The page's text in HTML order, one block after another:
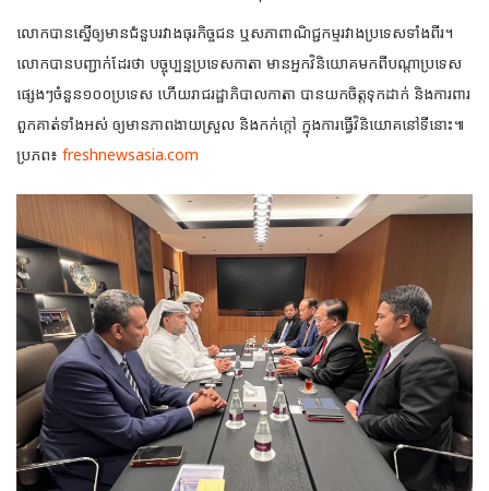
លោកបានស្នើឲ្យមានជំនួបរវាងធុរកិច្ចជន ឬសភាពាណិជ្ជកម្មរវាងប្រទេសទាំងពីរ។
លោកបានបញ្ជាក់ដែរថា បច្ចុប្បន្នប្រទេសកាតា មានអ្នកវិនិយោគមកពីបណ្តាប្រទេស
ផ្សេងៗចំនួន១០០ប្រទេស ហើយរាជរដ្ឋាភិបាលកាតា បានយកចិត្តទុកដាក់ និងការពារ
ពួកគាត់ទាំងអស់ ឲ្យមានភាពងាយស្រួល និងកក់ក្តៅ ក្នុងការធ្វើវិនិយោគនៅទីនោះ៕
ប្រភព៖ freshnewsasia.com